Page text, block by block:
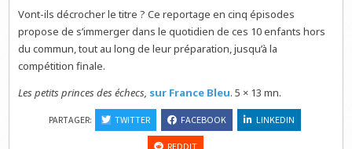
Vont-ils décrocher le titre ? Ce reportage en cinq épisodes
propose de s’immerger dans le quotidien de ces 10 enfants hors
du commun, tout au long de leur préparation, jusqu’à la
compétition finale.
Les petits princes des échecs, sur France Bleu. 5 × 13 mn.
PARTAGER: TWITTER FACEBOOK LINKEDIN
REDDIT